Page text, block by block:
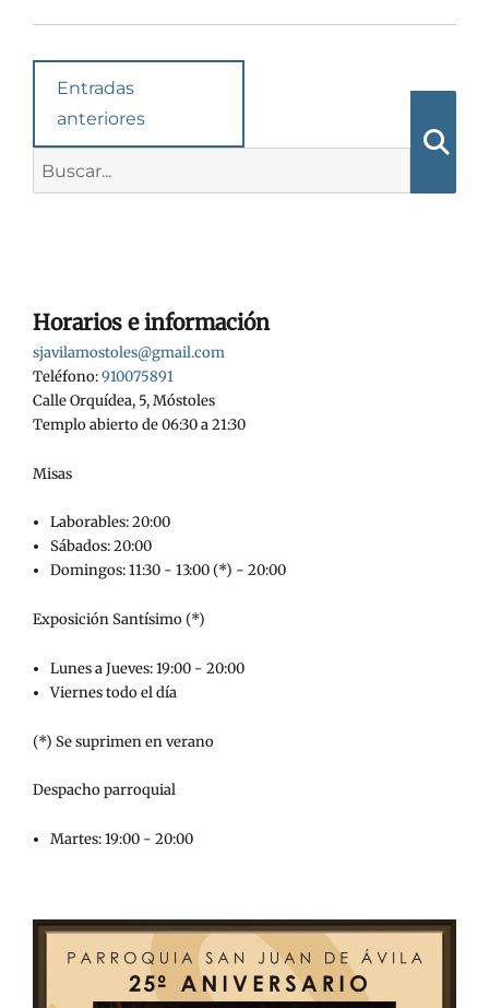
Navegación
las
entradas
Entradas
anteriores
Horarios e información
sjavilamostoles@gmail.com
Teléfono:910075891
Calle Orquídea, 5, Móstoles
Templo abierto de 06:30 a 21:30
Misas
Laborables: 20:00
Sábados: 20:00
Domingos: 11:30 - 13:00 (*) - 20:00
Exposición Santísimo (*)
Lunes a Jueves: 19:00 - 20:00
Viernes todo el día
(*) Se suprimen en verano
Despacho parroquial
Martes: 19:00 - 20:00